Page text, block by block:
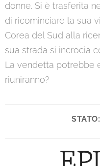
donne. Si è trasferita
di ricominciare la sua
Corea del Sud alla
sua strada si incrocia
La vendetta potrebbe
riuniranno?
STATO: